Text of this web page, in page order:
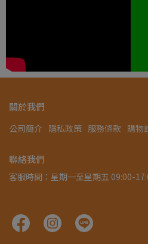
關於我們
公司簡介 隱私政策 服務條款 購物
聯絡我們
客服時間：星期一至星期五 09:00-